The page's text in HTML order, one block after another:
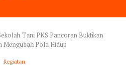
Tani PKS Pancoran Buktikan
Mengubah Pola Hidup
Kegiatan